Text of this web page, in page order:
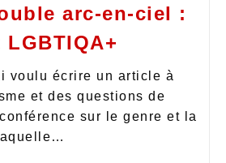
arc-en-ciel :
voulu écrire un article à
et des questions de
sur le genre et la